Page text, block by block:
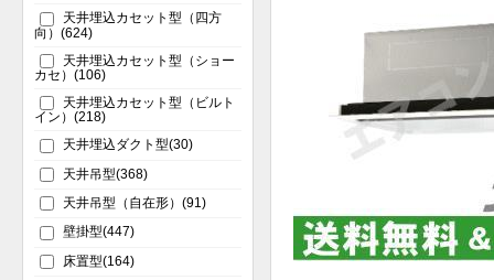
天井埋込カセット型（四方
向）(624)
天井埋込カセット型（ショー
カセ）(106)
天井埋込カセット型（ビルト
イン）(218)
天井埋込ダクト型(30)
天井吊型(368)
天井吊型（自在形）(91)
壁掛型(447)
床置型(164)